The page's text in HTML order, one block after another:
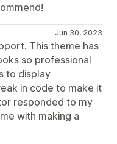
Jun 30, 2023
This theme has
so professional
to display
in code to make it
responded to my
with making a